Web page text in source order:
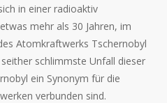
in einer radioaktiv
mehr als 30 Jahren, im
Atomkraftwerks Tschernobyl
schlimmste Unfall dieser
ein Synonym für die
verbunden sind.